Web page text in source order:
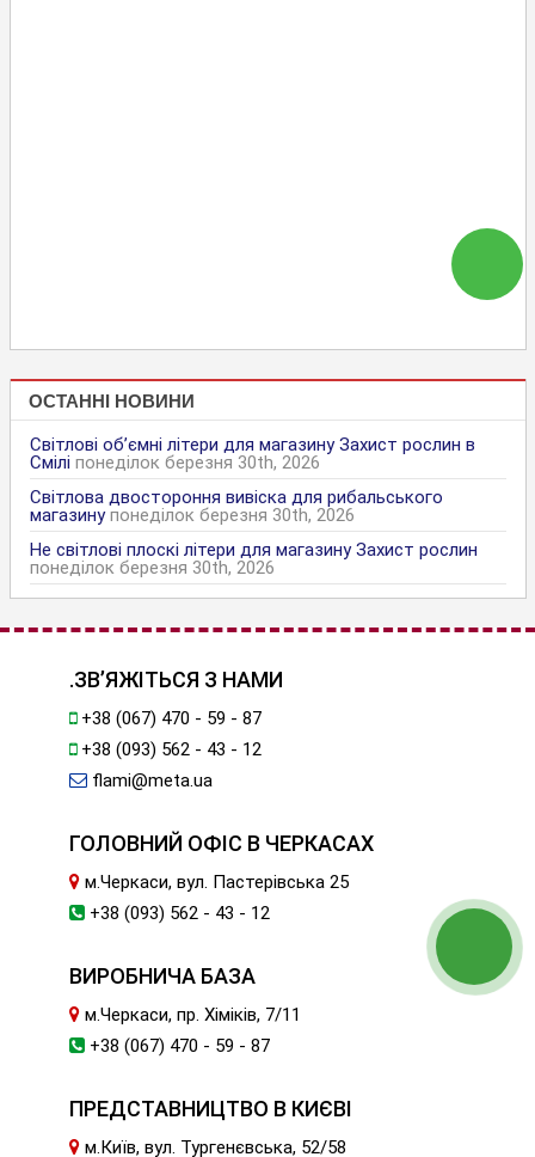
ОСТАННІ НОВИНИ
Світлові об’ємні літери для магазину Захист рослин в
Смілі понеділок березня 30th, 2026
Світлова двостороння вивіска для рибальського
магазину понеділок березня 30th, 2026
Не світлові плоскі літери для магазину Захист рослин
понеділок березня 30th, 2026
.ЗВ’ЯЖІТЬСЯ З НАМИ
+38 (067) 470 - 59 - 87
+38 (093) 562 - 43 - 12
flami@meta.ua
ГОЛОВНИЙ ОФІС В ЧЕРКАСАХ
м.Черкаси, вул. Пастерівська 25
+38 (093) 562 - 43 - 12
ВИРОБНИЧА БАЗА
м.Черкаси, пр. Хіміків, 7/11
+38 (067) 470 - 59 - 87
ПРЕДСТАВНИЦТВО В КИЄВІ
м.Київ, вул. Тургенєвська, 52/58